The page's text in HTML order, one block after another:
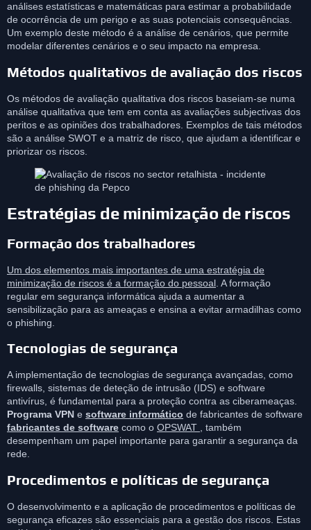
análises estatísticas e matemáticas para estimar a probabilidade
de ocorrência de um perigo e as suas potenciais consequências.
Um exemplo deste método é a análise de cenários, que permite
modelar diferentes cenários e o seu impacto na empresa.
Métodos qualitativos de avaliação dos riscos
Os métodos de avaliação qualitativa dos riscos baseiam-se numa
análise qualitativa que tem em conta as avaliações subjectivas dos
peritos e as opiniões dos trabalhadores. Exemplos de tais métodos
são a análise SWOT e a matriz de risco, que ajudam a identificar e
priorizar os riscos.
Estratégias de minimização de riscos
Formação dos trabalhadores
Um dos elementos mais importantes de uma estratégia de
minimização de riscos é a formação do pessoal . A formação
regular em segurança informática ajuda a aumentar a
sensibilização para as ameaças e ensina a evitar armadilhas como
o phishing.
Tecnologias de segurança
A implementação de tecnologias de segurança avançadas, como
firewalls, sistemas de deteção de intrusão (IDS) e software
antivírus, é fundamental para a proteção contra as ciberameaças.
Programa VPN e software informático de fabricantes de software
fabricantes de software como o OPSWAT , também
desempenham um papel importante para garantir a segurança da
rede.
Procedimentos e políticas de segurança
O desenvolvimento e a aplicação de procedimentos e políticas de
segurança eficazes são essenciais para a gestão dos riscos. Estas